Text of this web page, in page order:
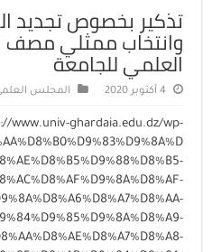
تذكير بخصوص تجديد
وانتخاب ممثلي مصف
العلمي للجامعة
4 أكتوبر 2020 المجلس
www.univ-ghardaia.edu.dz/wp-